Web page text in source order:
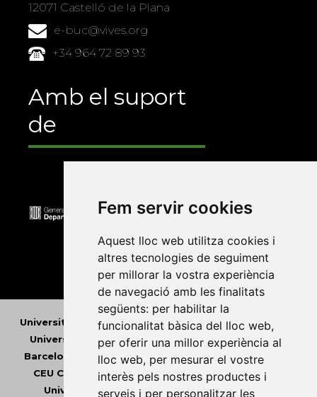
Fem servir cookies
Aquest lloc web utilitza cookies i
altres tecnologies de seguiment
per millorar la vostra experiència
de navegació amb les finalitats
següents: per habilitar la
funcionalitat bàsica del lloc web,
per oferir una millor experiència al
lloc web, per mesurar el vostre
interès pels nostres productes i
serveis i per personalitzar les
12071 Castelló de la Plana
e-buc@vives.org
+34 964 72 89 93
Amb el suport
de
Universitat Abat Oliba CEU•Universitat d'Alacant
Universitat d'Andorra•Universitat Autònoma de
Barcelona
Universitat de Barcelona•Universitat
CEU Cardenal Herrera• Universitat de Girona
Universitat de les Illes Balears•Universitat